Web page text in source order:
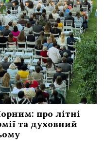
про літні
та духовний